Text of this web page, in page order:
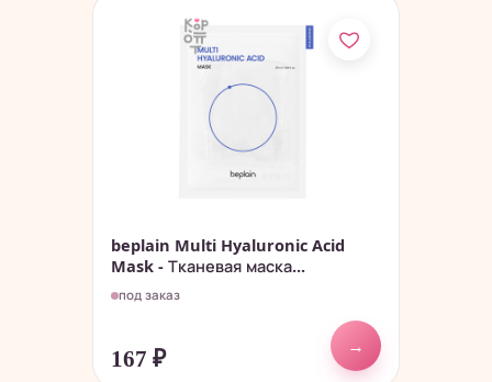
beplain Multi Hyaluronic Acid
Mask - Тканевая маска...
под заказ
167 ₽
→